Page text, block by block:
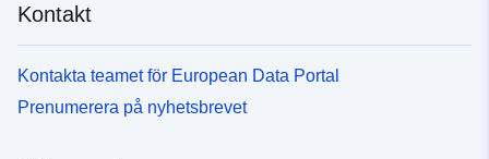
Kontakt
Kontakta teamet för European Data Portal
Prenumerera på nyhetsbrevet